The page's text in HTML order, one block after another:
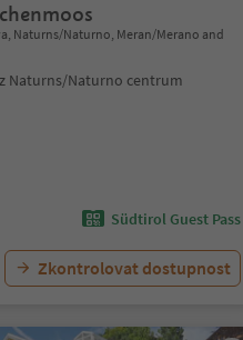
Naturns/Naturno, Meran/Merano and
z Naturns/Naturno centrum
Südtirol Guest Pass
Zkontrolovat dostupnost